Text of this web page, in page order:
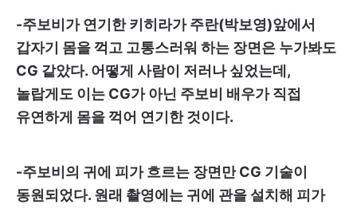
-주보비가 연기한 키히라가 주란(박보영)앞에서
갑자기 몸을 꺽고 고통스러워 하는 장면은 누가봐도
CG 같았다. 어떻게 사람이 저러나 싶었는데,
놀랍게도 이는 CG가 아닌 주보비 배우가 직접
유연하게 몸을 꺽어 연기한 것이다.
-주보비의 귀에 피가 흐르는 장면만 CG 기술이
동원되었다. 원래 촬영에는 귀에 관을 설치해 피가